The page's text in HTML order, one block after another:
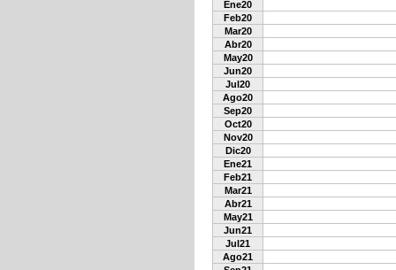
Ene20
Feb20
Mar20
Abr20
May20
Jun20
Jul20
Ago20
Sep20
Oct20
Nov20
Dic20
Ene21
Feb21
Mar21
Abr21
May21
Jun21
Jul21
Ago21